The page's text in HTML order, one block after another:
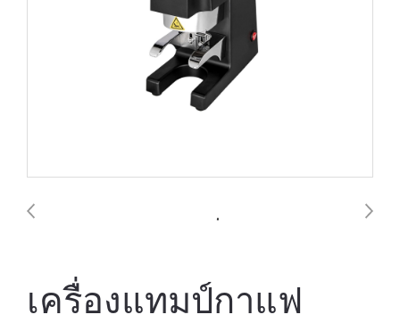
เครื่องแทมป์กาแฟ